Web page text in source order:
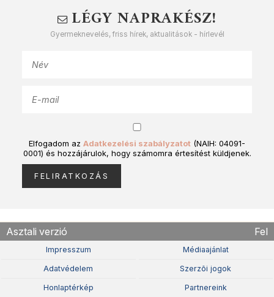
LÉGY NAPRAKÉSZ!
Gyermeknevelés, friss hírek, aktualitások - hírlevél
Elfogadom az Adatkezelési szabályzatot (NAIH: 04091-
0001) és hozzájárulok, hogy számomra értesítést küldjenek.
Asztali verzió Fel
Impresszum Médiaajánlat
Adatvédelem Szerzõi jogok
Honlaptérkép Partnereink